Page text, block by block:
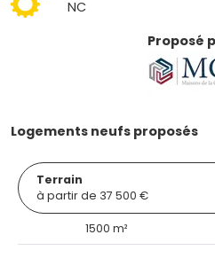
NC
Proposé
Logements neufs proposés
Terrain
à partir de 37 500 €
1500 m²